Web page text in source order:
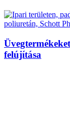
felújítása